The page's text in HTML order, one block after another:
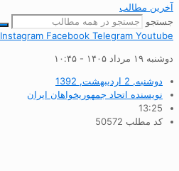
آخرین مطالب
جستجو
Instagram Facebook Telegram Youtube
دوشنبه ۱۹ مرداد ۱۴۰۵ - ۱۰:۴۵
دوشنبه, 2 اردیبهشت, 1392
نویسنده اتحاد جمهوریخواهان ایران
13:25
کد مطلب 50572